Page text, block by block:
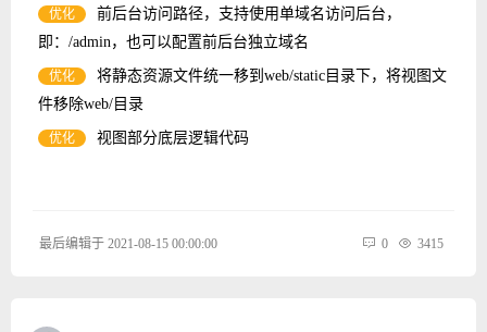
优化
前后台访问路径，支持使用单域名访问后台，
即：/admin，也可以配置前后台独立域名
优化
将静态资源文件统一移到web/static目录下，将视图文
件移除web/目录
优化 视图部分底层逻辑代码
最后编辑于 2021-08-15 00:00:00 0 3415